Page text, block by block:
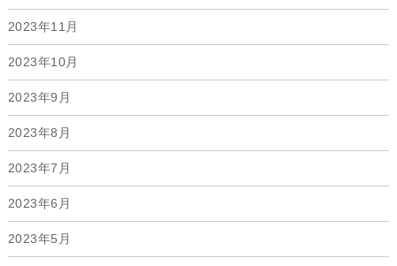
2023年11月
2023年10月
2023年9月
2023年8月
2023年7月
2023年6月
2023年5月